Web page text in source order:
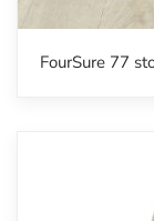
FourSure 77